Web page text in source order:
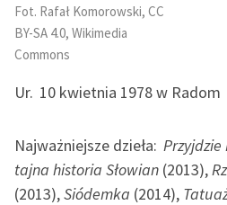
O projekcie
Zespół
Wolnych Lektur
Logotypy
Fot. Rafał Komorowski, CC
BY-SA 4.0, Wikimedia
Commons
Ur. 10 kwietnia 1978 w Radom
Najważniejsze dzieła: Przyjdzie
tajna historia Słowian (2013),
(2013),Siódemka (2014),